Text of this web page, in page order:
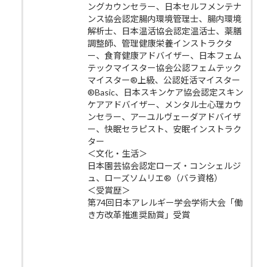
ングカウンセラー、日本セルフメンテナ
ンス協会認定腸内環境管理士、腸内環境
解析士、日本温活協会認定温活士、薬膳
調整師、管理健康栄養インストラクタ
ー、食育健康アドバイザー、日本フェム
テックマイスター協会公認フェムテック
マイスター®上級、公認妊活マイスター
®Basic、日本スキンケア協会認定スキン
ケアアドバイザー、メンタル士心理カウ
ンセラー、アーユルヴェーダアドバイザ
ー、快眠セラピスト、安眠インストラク
ター
＜文化・生活＞
日本園芸協会認定ローズ・コンシェルジ
ュ、ローズソムリエ®（バラ資格）
＜受賞歴＞
第74回日本アレルギー学会学術大会「働
き方改革推進奨励賞」受賞